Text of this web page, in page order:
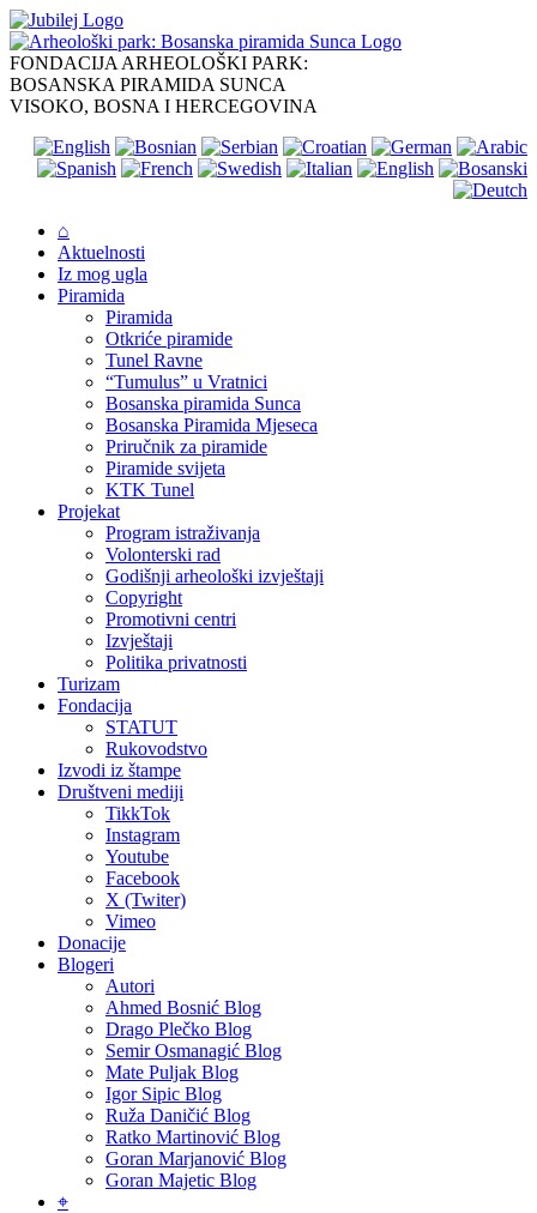
Skip
to
content
FONDACIJA ARHEOLOŠKI PARK:
BOSANSKA PIRAMIDA SUNCA
VISOKO, BOSNA I HERCEGOVINA
⌂
Aktuelnosti
Iz mog ugla
Piramida
Piramida
Otkriće piramide
Tunel Ravne
“Tumulus” u Vratnici
Bosanska piramida Sunca
Bosanska Piramida Mjeseca
Priručnik za piramide
Piramide svijeta
KTK Tunel
Projekat
Program istraživanja
Volonterski rad
Godišnji arheološki izvještaji
Copyright
Promotivni centri
Izvještaji
Politika privatnosti
Turizam
Fondacija
STATUT
Rukovodstvo
Izvodi iz štampe
Društveni mediji
TikkTok
Instagram
Youtube
Facebook
X (Twiter)
Vimeo
Donacije
Blogeri
Autori
Ahmed Bosnić Blog
Drago Plečko Blog
Semir Osmanagić Blog
Mate Puljak Blog
Igor Sipic Blog
Ruža Daničić Blog
Ratko Martinović Blog
Goran Marjanović Blog
Goran Majetic Blog
⌖